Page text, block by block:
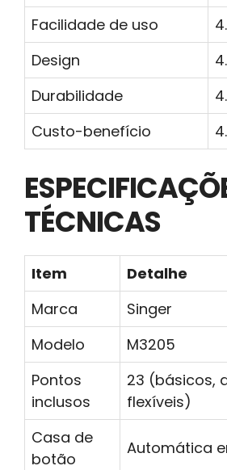
Facilidade de uso
Design
Durabilidade
Custo-benefício
TÉCNICAS
Item
Detalhe
Marca
Singer
Modelo
M3205
Pontos
inclusos
23 (básicos,
flexíveis)
Casa de
botão
Automática